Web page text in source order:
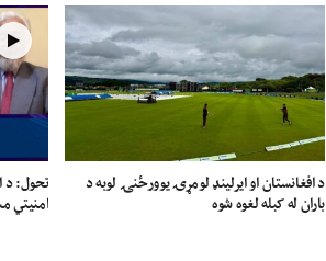
د افغانستان او ایرلینډ لومړۍ یوورځنۍ لوبه د
باران له کبله لغوه شوه
تحول: د
امنیتي